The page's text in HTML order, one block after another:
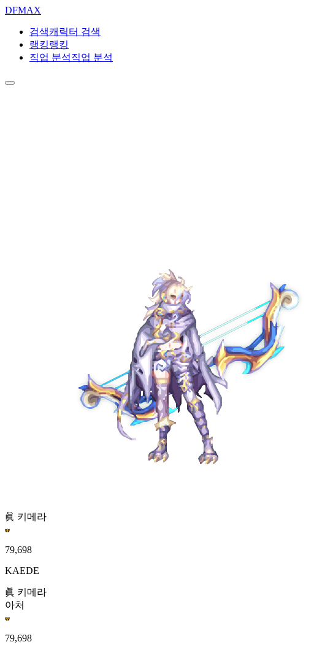
DFMAX
검색캐릭터 검색
랭킹랭킹
직업 분석직업 분석
眞 키메라
79,698
KAEDE
眞 키메라
아처
79,698